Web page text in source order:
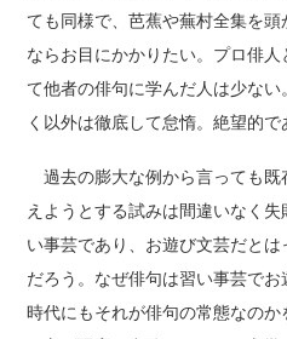
ても同様で、芭蕉や蕪村全集を
ならお目にかかりたい。プロ俳
て他者の俳句に学んだ人は少な
く以外は徹底して怠惰。絶望的で
過去の膨大な例から言っても
えようとする試みは間違いなく
い事芸であり、お遊び文芸だと
だろう。なぜ俳句は習い事芸で
時代にもそれが俳句の常態なの